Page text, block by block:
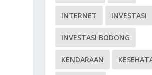
INTERNET INVESTASI
INVESTASI BODONG
KENDARAAN